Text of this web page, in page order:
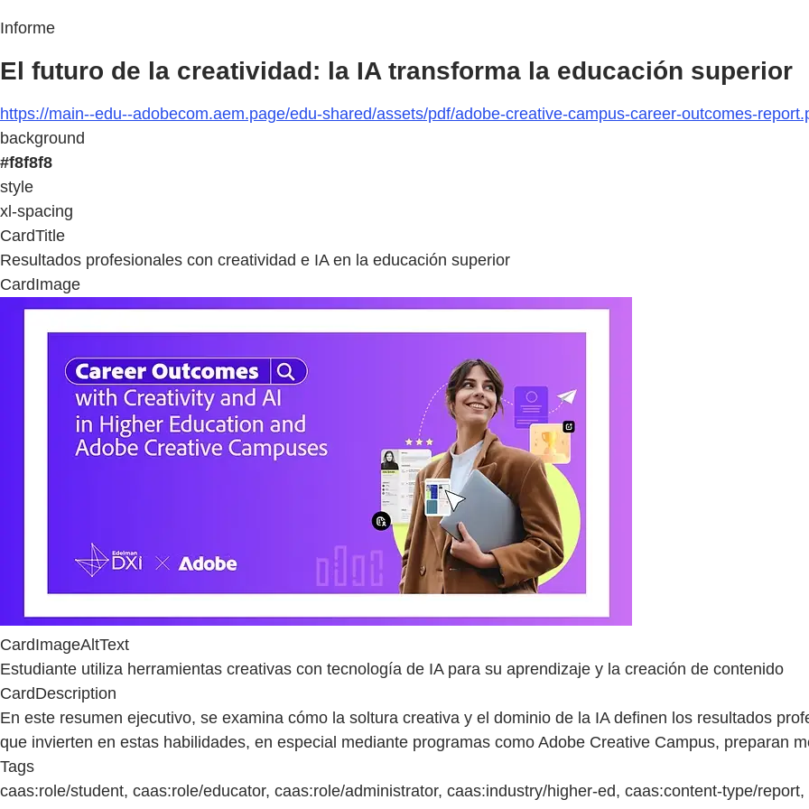
Informe
El futuro de la creatividad: la IA transforma la educación superior
https://main--edu--adobecom.aem.page/edu-shared/assets/pdf/adobe-creative-campus-career-outcomes-
background
#f8f8f8
style
xl-spacing
CardTitle
Resultados profesionales con creatividad e IA en la educación superior
CardImage
CardImageAltText
Estudiante utiliza herramientas creativas con tecnología de IA para su aprendizaje y la creación de contenido
CardDescription
En este resumen ejecutivo, se examina cómo la soltura creativa y el dominio de la IA definen los resultados
que invierten en estas habilidades, en especial mediante programas como Adobe Creative Campus, preparan
Tags
caas:role/student, caas:role/educator, caas:role/administrator, caas:industry/higher-ed, caas:content-type/